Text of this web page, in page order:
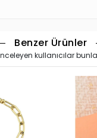
Benzer Ürünler
kullanıcılar